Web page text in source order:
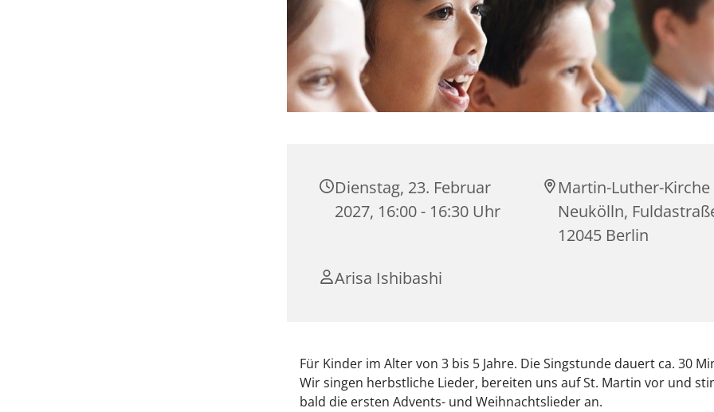
Dienstag, 23. Februar
2027, 16:00 - 16:30 Uhr
Martin-Luther-Kirche
Neukölln,
12045 Berlin
Arisa Ishibashi
Für Kinder im Alter von 3 bis 5 Jahre. Die Singstunde dauert ca. 30
Wir singen herbstliche Lieder, bereiten uns auf St. Martin vor und
bald die ersten Advents- und Weihnachtslieder an.